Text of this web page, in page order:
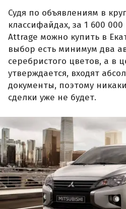
Судя по объявлениям в
классифайдах, за 1 600
Attrage можно купить в
выбор есть минимум два
серебристого цветов, а в
утверждается, входят
документы, поэтому
сделки уже не будет.